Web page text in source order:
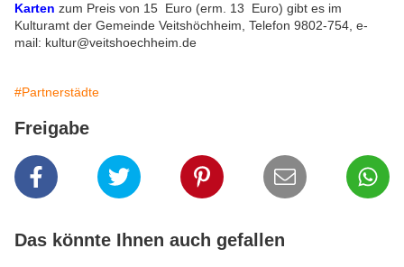
Karten zum Preis von 15 Euro (erm. 13 Euro) gibt es im
Kulturamt der Gemeinde Veitshöchheim, Telefon 9802-754, e-
mail: kultur@veitshoechheim.de
#Partnerstädte
Freigabe
Das könnte Ihnen auch gefallen